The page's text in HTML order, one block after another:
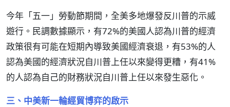
今年「五一」勞動節期間，全美多地爆發反川普的示威
遊行。民調數據顯示，有72%的美國人認為川普的經濟
政策很有可能在短期內導致美國經濟衰退，有53%的人
認為美國的經濟狀況自川普上任以來變得更糟，有41%
的人認為自己的財務狀況自川普上任以來發生惡化。
三、中美新一輪經貿博弈的啟示